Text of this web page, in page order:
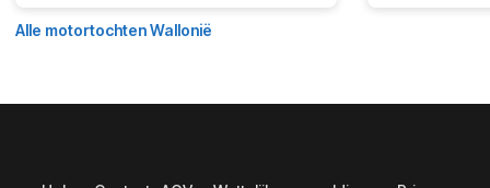
Alle motortochten Wallonië